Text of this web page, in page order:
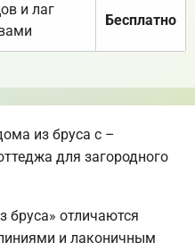
и лаг
Бесплатно
из бруса с –
для загородного
бруса» отличаются
и лаконичным